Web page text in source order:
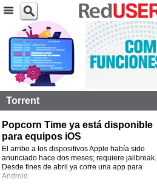
Torrent
Popcorn Time ya está disponible
para equipos iOS
El arribo a los dispositivos Apple había sido
anunciado hace dos meses; requiere jailbreak.
Desde fines de abril ya corre una app para
Android.